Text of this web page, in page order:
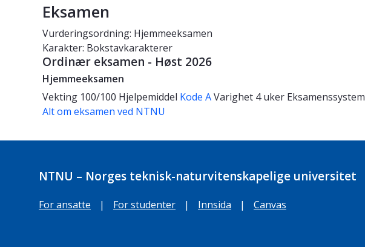
Eksamen
Vurderingsordning: Hjemmeeksamen
Karakter: Bokstavkarakterer
Ordinær eksamen - Høst 2026
Hjemmeeksamen
Vekting 100/100 Hjelpemiddel Kode AVarighet 4 uker Eksamenssystem
Alt om eksamen ved NTNU
NTNU – Norges teknisk-naturvitenskapelige universitet
For ansatte | For studenter | Innsida | Canvas